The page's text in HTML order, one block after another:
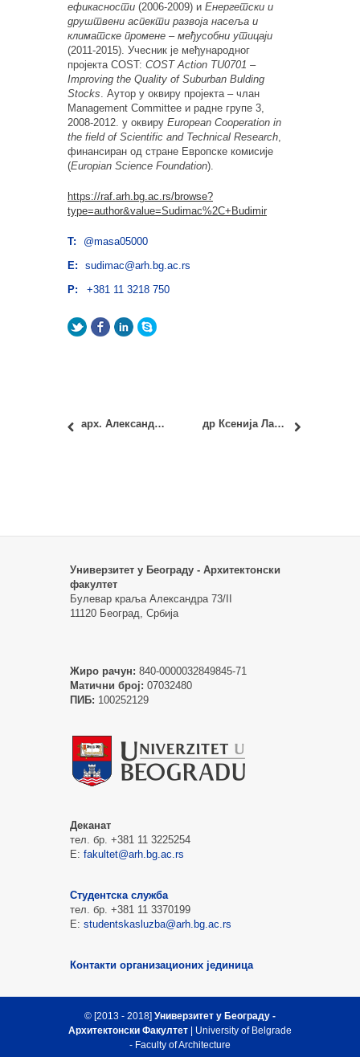
ефикасности (2006-2009) и Енергетски и
друштвени аспекти развоја насеља и
климатске промене – међусобни утицаји
(2011-2015). Учесник је међународног
пројекта COST: COST Action TU0701 –
Improving the Quality of Suburban Bulding
Stocks. Аутор у оквиру пројекта – члан
Мanagement Committee и радне групе 3,
2008-2012. у оквиру European Cooperation in
the field of Scientific and Technical Research,
финансиран од стране Европске комисије
(Europian Science Foundation).
https://raf.arh.bg.ac.rs/browse?
type=author&value=Sudimac%2C+Budimir
T:
@masa05000
E:
sudimac@arh.bg.ac.rs
P:
+381 11 3218 750
TwitterFacebook
LinkedIn
арх. Александру Вуја др Ксенија Лаловић
Универзитет у Београду - Архитектонски
факултет
Булевар краља Александра 73/II
11120 Београд, Србија
Жиро рачун: 840-0000032849845-71
Матични број: 07032480
ПИБ: 100252129
Деканат
тел. бр. +381 11 3225254
Е: fakultet@arh.bg.ac.rs
Студентска служба
тел. бр. +381 11 3370199
Е: studentskasluzba@arh.bg.ac.rs
Контакти организационих јединица
© [2013 - 2018] Универзитет у Београду -
Архитектонски Факултет | University of Belgrade
- Faculty of Architecture